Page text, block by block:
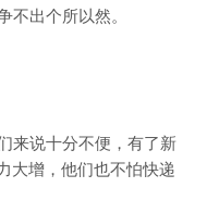
不出个所以然。
来说十分不便，有了新
大增，他们也不怕快递